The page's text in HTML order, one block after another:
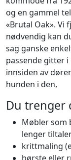
og en gammel
«Brutal Oak». Vi
nødvendig kan
sag ganske
passende gitter
innsiden av
hunden i den,
Du trenger
Møbler som
lenger
krittmaling